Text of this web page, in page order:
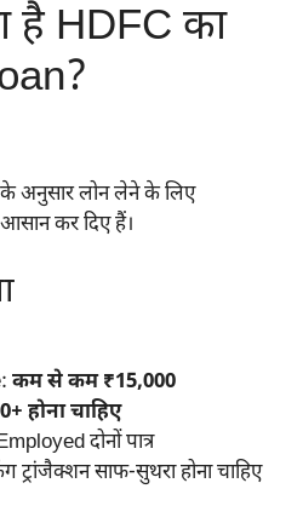
है HDFC का
अनुसार लोन लेने के लिए
कर दिए हैं।
कम से कम ₹15,000
होना चाहिए
दोनों पात्र
ट्रांजैक्शन साफ-सुथरा होना चाहिए